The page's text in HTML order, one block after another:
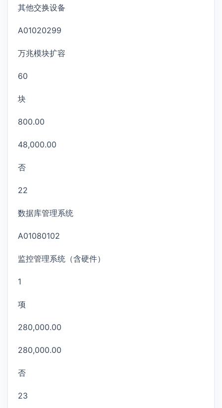
其他交换设备
A01020299
万兆模块扩容
60
块
800.00
48,000.00
否
22
数据库管理系统
A01080102
监控管理系统（含硬件）
1
项
280,000.00
280,000.00
否
23